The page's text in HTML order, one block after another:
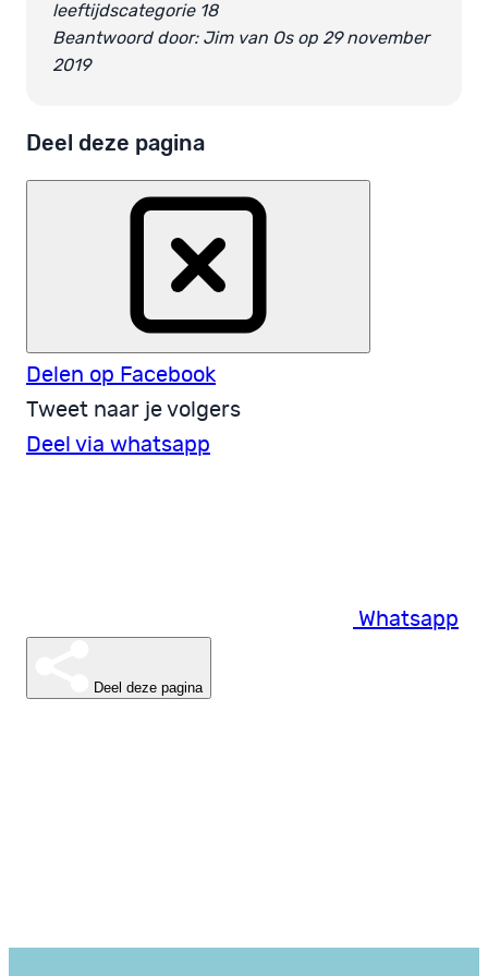
leeftijdscategorie 18
Beantwoord door: Jim van Os op 29 november
2019
Deel deze pagina
Delen op Facebook
Tweet naar je volgers
Deel via whatsapp
Whatsapp
Deel deze pagina